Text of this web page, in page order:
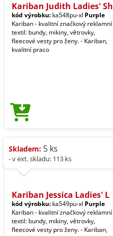
Kariban Judith Ladies' Sh
kód výrobku: ka548pu-xl Purple
Kariban - kvalitní značkový reklamní
textil: bundy, mikiny, větrovky,
fleecové vesty pro ženy. - Kariban,
kvalitní praco
Skladem: 5 ks
- v ext. skladu: 113 ks
Kariban Jessica Ladies' L
kód výrobku: ka549pu-xl Purple
Kariban - kvalitní značkový reklamní
textil: bundy, mikiny, větrovky,
fleecové vesty pro ženy. - Kariban,